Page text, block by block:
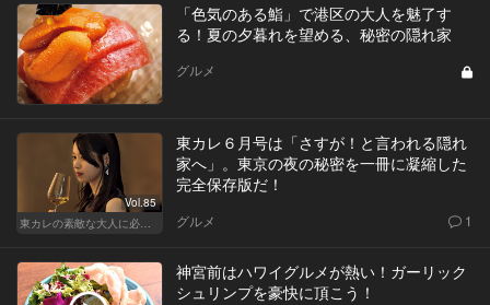
「色気のある鮨」で港区の大人を魅了す
る！夏の夕暮れを望める、秘密の隠れ家
グルメ
Vol.85
東カレの素敵な大人に必要なこと
東カレ６月号は「さすが！と言われる隠れ
家へ」。東京の夜の秘密を一冊に凝縮した
完全保存版だ！
グルメ 1
神宮前はハワイグルメが熱い！ガーリック
シュリンプを豪快に頂こう！